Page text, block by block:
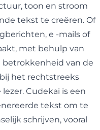
toon en stroom
tekst te creëren. Of
e -mails of
met behulp van
betrokkenheid van de
het rechtstreeks
Cudekai is een
tekst om te
schrijven, vooral